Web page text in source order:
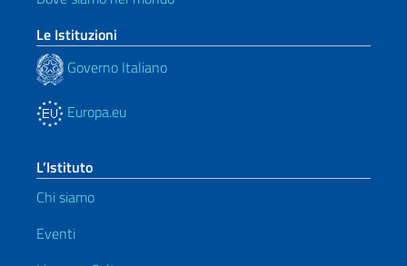
Le Istituzioni
Governo Italiano
Europa.eu
L’Istituto
Chi siamo
Eventi